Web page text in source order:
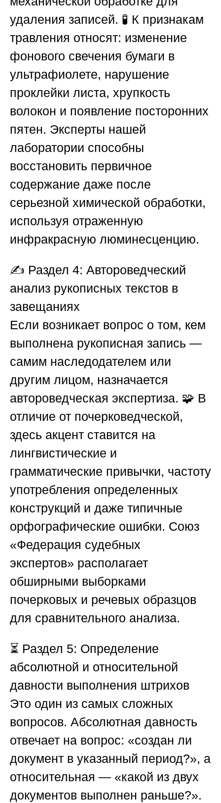
удаления записей. 🧪 К признакам
травления относят: изменение
фонового свечения бумаги в
ультрафиолете, нарушение
проклейки листа, хрупкость
волокон и появление посторонних
пятен. Эксперты нашей
лаборатории способны
восстановить первичное
содержание даже после
серьезной химической обработки,
используя отраженную
инфракрасную люминесценцию.
✍️ Раздел 4: Автороведческий
анализ рукописных текстов в
завещаниях
Если возникает вопрос о том, кем
выполнена рукописная запись —
самим наследодателем или
другим лицом, назначается
автороведческая экспертиза. 🧩 В
отличие от почерковедческой,
здесь акцент ставится на
лингвистические и
грамматические привычки, частоту
употребления определенных
конструкций и даже типичные
орфографические ошибки. Союз
«Федерация судебных
экспертов» располагает
обширными выборками
почерковых и речевых образцов
для сравнительного анализа.
⏳ Раздел 5: Определение
абсолютной и относительной
давности выполнения штрихов
Это один из самых сложных
вопросов. Абсолютная давность
отвечает на вопрос: «создан ли
документ в указанный период?», а
относительная — «какой из двух
документов выполнен раньше?».